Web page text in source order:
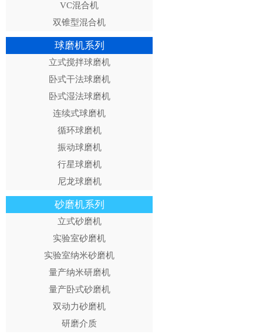
VC混合机
双锥型混合机
球磨机系列
立式搅拌球磨机
卧式干法球磨机
卧式湿法球磨机
连续式球磨机
循环球磨机
振动球磨机
行星球磨机
尼龙球磨机
砂磨机系列
立式砂磨机
实验室砂磨机
实验室纳米砂磨机
量产纳米研磨机
量产卧式砂磨机
双动力砂磨机
研磨介质